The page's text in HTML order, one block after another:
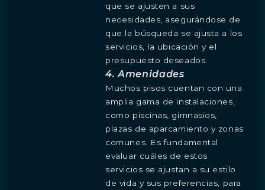
que se ajusten a sus
necesidades, asegurándose de
que la búsqueda se ajusta a los
servicios, la ubicación y el
presupuesto deseados.
4. Amenidades
Muchos pisos cuentan con una
amplia gama de instalaciones,
como piscinas, gimnasios,
plazas de aparcamiento y zonas
comunes. Es fundamental
evaluar cuáles de estos
servicios se ajustan a su estilo
de vida y sus preferencias, para